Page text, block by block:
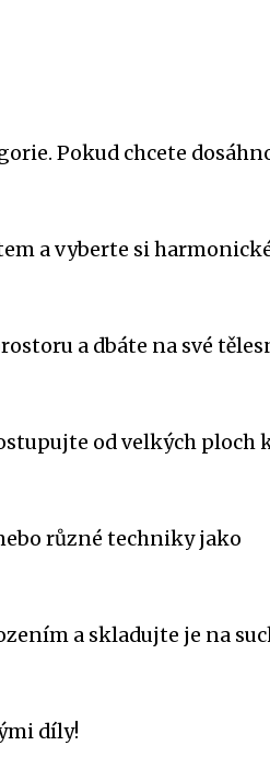
Pokud chcete
a vyberte si
a dbáte na své
od velkých ploch
různé techniky jako
a skladujte je na
díly!